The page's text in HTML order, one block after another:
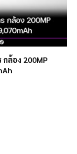
ล้อง 200MP